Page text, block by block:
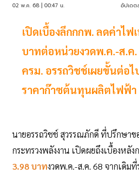
02 พ.ค. 68 | 00:47 น. อัปเดต
เปิดเบื้องลึกกกพ. ลดค่าไฟ
บาทต่อหน่วยงวดพ.ค.-ส.ค.
ครม. อรรถวิชช์เผยขั้นต่อ
ราคาก๊าซต้นทุนผลิตไฟฟ้า
นายอรรถวิชช์ สุวรรณภักดี ที่ปรึกษาข
กระทรวงพลังงาน เปิดผยถึงเบื้องหลัง
3.98 บาทงวดพ.ค.-ส.ค. 68 จากเดิม